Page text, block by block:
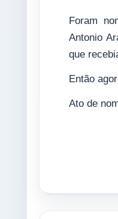
Foram
Antonio
que
Então
Ato de